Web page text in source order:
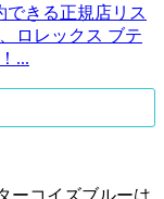
できる正規店リス
ロレックス ブテ
...